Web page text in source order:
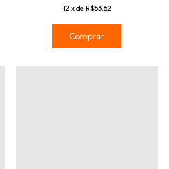
12xde R$53,62
Comprar